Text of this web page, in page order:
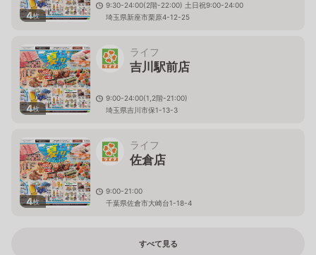
4枚
9:30-24:00(2階-22:00) 土日祝9:00-24:00
埼玉県新座市栗原4-12-25
4枚
ライフ
吉川駅前店
9:00-24:00(1,2階-21:00)
埼玉県吉川市保1-13-3
4枚
ライフ
佐倉店
9:00-21:00
千葉県佐倉市大崎台1-18-4
すべて見る